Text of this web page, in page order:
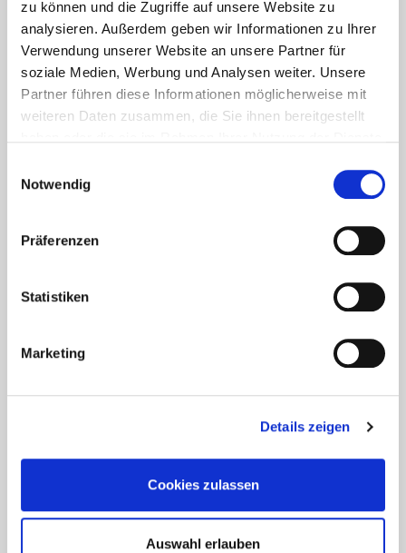
zu können und die Zugriffe auf unsere Website zu
analysieren. Außerdem geben wir Informationen zu Ihrer
Verwendung unserer Website an unsere Partner für
soziale Medien, Werbung und Analysen weiter. Unsere
Partner führen diese Informationen möglicherweise mit
weiteren Daten zusammen, die Sie ihnen bereitgestellt
Notwendig
Präferenzen
Statistiken
Marketing
Details zeigen
Cookies zulassen
Auswahl erlauben
Ansteckungsgefahren aus dem
Mehr erfahren
17. März 2020